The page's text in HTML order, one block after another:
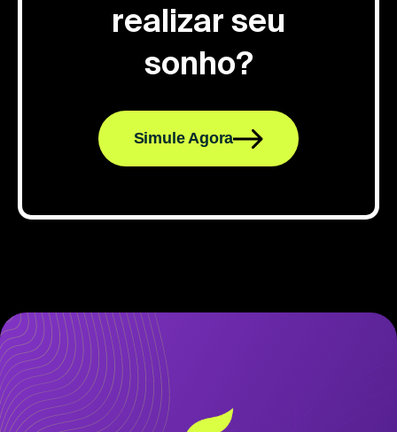
realizar seu
sonho?
Simule Agora